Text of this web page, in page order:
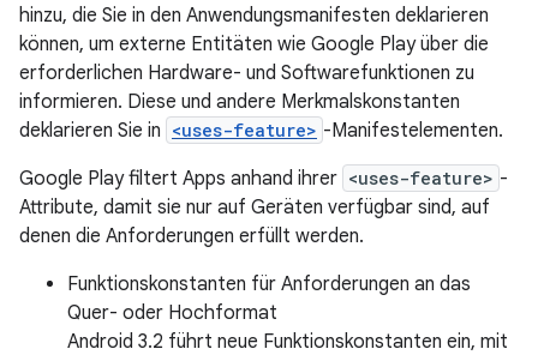
hinzu, die Sie in den Anwendungsmanifesten deklarieren
können, um externe Entitäten wie Google Play über die
erforderlichen Hardware- und Softwarefunktionen zu
informieren. Diese und andere Merkmalskonstanten
deklarieren Sie in <uses-feature> -Manifestelementen.
Google Play filtert Apps anhand ihrer <uses-feature> -
Attribute, damit sie nur auf Geräten verfügbar sind, auf
denen die Anforderungen erfüllt werden.
Funktionskonstanten für Anforderungen an das
Quer- oder Hochformat
Android 3.2 führt neue Funktionskonstanten ein, mit